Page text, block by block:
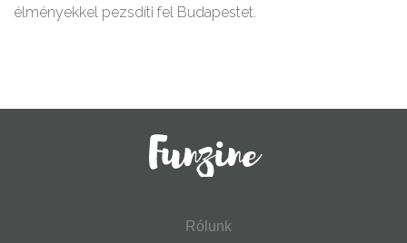
élményekkel pezsdíti fel Budapestet.
Rólunk